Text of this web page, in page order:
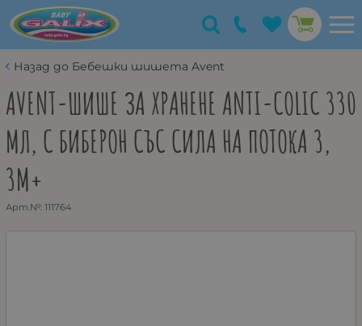
Назад до Бебешки шишета Avent
AVENT-ШИШЕ ЗА ХРАНЕНЕ ANTI-COLIC 330
МЛ, С БИБЕРОН СЪС СИЛА НА ПОТОКА 3,
3М+
Арт.№: 111764